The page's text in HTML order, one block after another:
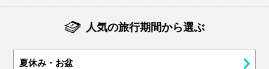
人気の旅行期間から選ぶ
夏休み・お盆